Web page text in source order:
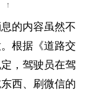
的内容虽然不
根据《道路交
，驾驶员在驾
西、刷微信的